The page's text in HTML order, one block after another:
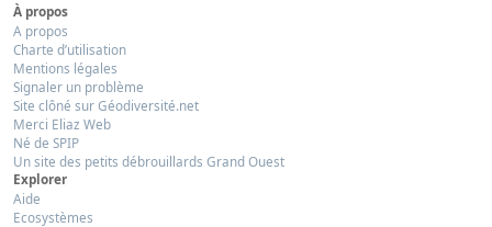
À propos
A propos
Charte d’utilisation
Mentions légales
Signaler un problème
Site clôné sur Géodiversité.net
Merci Eliaz Web
Né de SPIP
Un site des petits débrouillards Grand Ouest
Explorer
Aide
Ecosystèmes